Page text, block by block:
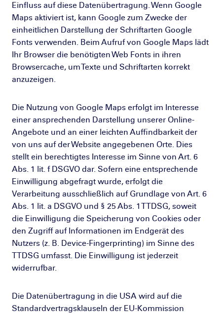
Einfluss auf diese Datenübertragung. Wenn Google
Maps aktiviert ist, kann Google zum Zwecke der
einheitlichen Darstellung der Schriftarten Google
Fonts verwenden. Beim Aufruf von Google Maps lädt
Ihr Browser die benötigten Web Fonts in ihren
Browsercache, um Texte und Schriftarten korrekt
anzuzeigen.
Die Nutzung von Google Maps erfolgt im Interesse
einer ansprechenden Darstellung unserer Online-
Angebote und an einer leichten Auffindbarkeit der
von uns auf der Website angegebenen Orte. Dies
stellt ein berechtigtes Interesse im Sinne von Art. 6
Abs. 1 lit. f DSGVO dar. Sofern eine entsprechende
Einwilligung abgefragt wurde, erfolgt die
Verarbeitung ausschließlich auf Grundlage von Art. 6
Abs. 1 lit. a DSGVO und § 25 Abs. 1 TTDSG, soweit
die Einwilligung die Speicherung von Cookies oder
den Zugriff auf Informationen im Endgerät des
Nutzers (z. B. Device-Fingerprinting) im Sinne des
TTDSG umfasst. Die Einwilligung ist jederzeit
widerrufbar.
Die Datenübertragung in die USA wird auf die
Standardvertragsklauseln der EU-Kommission